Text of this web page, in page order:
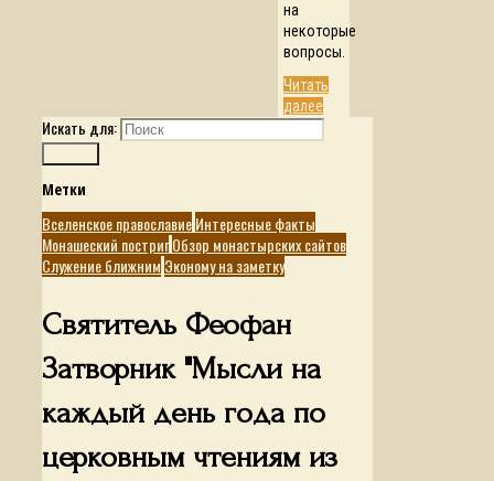
на
некоторые
вопросы.
Читать
далее
Искать для:
Метки
Вселенское православиеИнтересные факты
Монашеский постригОбзор монастырских сайтов
Служение ближним Эконому на заметку
Святитель Феофан
Затворник "Мысли на
каждый день года по
церковным чтениям из